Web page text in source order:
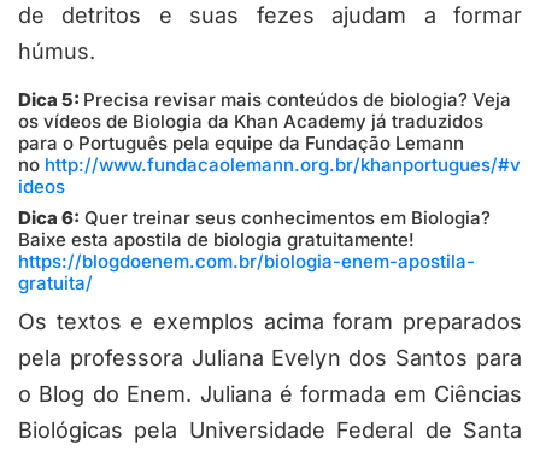
de detritos e suas fezes ajudam a formar
húmus.
Dica 5: Precisa revisar mais conteúdos de biologia? Veja
os vídeos de Biologia da Khan Academy já traduzidos
para o Português pela equipe da Fundação Lemann
no http://www.fundacaolemann.org.br/khanportugues/#v
ideos
Dica 6: Quer treinar seus conhecimentos em Biologia?
Baixe esta apostila de biologia gratuitamente!
https://blogdoenem.com.br/biologia-enem-apostila-
gratuita/
Os textos e exemplos acima foram preparados
pela professora Juliana Evelyn dos Santos para
o Blog do Enem. Juliana é formada em Ciências
Biológicas pela Universidade Federal de Santa